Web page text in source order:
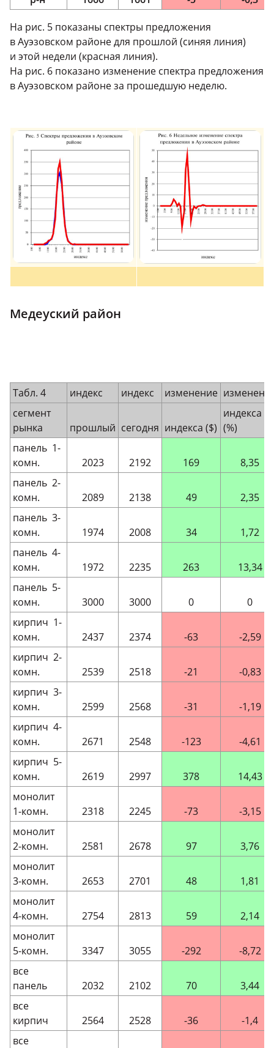
На рис. 5 показаны спектры предложения
в Ауэзовском районе для прошлой (синяя линия)
и этой недели (красная линия).
На рис. 6 показано изменение спектра предложения
в Ауэзовском районе за прошедшую неделю.
Медеуский район
Табл. 4 индекс индекс изменение
сегмент
рынка
прошлый сегодня индекса ($)
индекса
(%)
панель 1-
комн.
2023 2192 169
8,35
панель 2-
комн.
2089 2138 49
2,35
панель 3-
комн.
1974 2008 34
1,72
панель 4-
комн.
1972 2235 263
13,34
панель 5-
комн.
3000 3000 0
0
кирпич 1-
комн.
2437 2374 -63
-2,59
кирпич 2-
комн.
2539 2518 -21
-0,83
кирпич 3-
комн.
2599 2568 -31
-1,19
кирпич 4-
комн.
2671 2548 -123
-4,61
кирпич 5-
комн.
2619 2997 378
14,43
монолит
1-комн.
2318 2245 -73
-3,15
монолит
2-комн.
2581 2678 97
3,76
монолит
3-комн.
2653 2701 48
1,81
монолит
4-комн.
2754 2813 59
2,14
монолит
5-комн.
3347 3055 -292
-8,72
все
панель
2032 2102 70
3,44
все
кирпич
2564 2528 -36
-1,4
все